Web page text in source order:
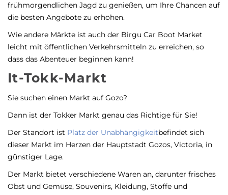
frühmorgendlichen Jagd zu genießen, um Ihre Chancen auf
die besten Angebote zu erhöhen.
Wie andere Märkte ist auch der Birgu Car Boot Market
leicht mit öffentlichen Verkehrsmitteln zu erreichen, so
dass das Abenteuer beginnen kann!
It-Tokk-Markt
Sie suchen einen Markt auf Gozo?
Dann ist der Tokker Markt genau das Richtige für Sie!
Der Standort ist Platz der Unabhängigkeitbefindet sich
dieser Markt im Herzen der Hauptstadt Gozos, Victoria, in
günstiger Lage.
Der Markt bietet verschiedene Waren an, darunter frisches
Obst und Gemüse, Souvenirs, Kleidung, Stoffe und